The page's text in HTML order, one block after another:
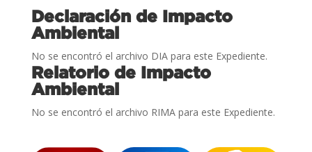
Declaración de Impacto
Ambiental
No se encontró el archivo DIA para este Expediente.
Relatorio de Impacto
Ambiental
No se encontró el archivo RIMA para este Expediente.